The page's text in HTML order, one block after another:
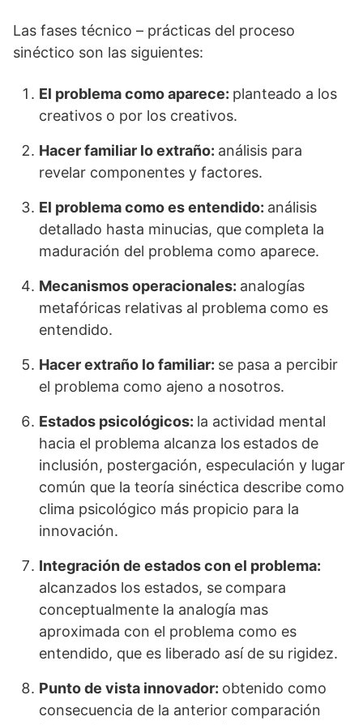
Las fases técnico – prácticas del proceso
sinéctico son las siguientes:
El problema como aparece: planteado a los
creativos o por los creativos.
Hacer familiar lo extraño: análisis para
revelar componentes y factores.
El problema como es entendido: análisis
detallado hasta minucias, que completa la
maduración del problema como aparece.
Mecanismos operacionales: analogías
metafóricas relativas al problema como es
entendido.
Hacer extraño lo familiar: se pasa a percibir
el problema como ajeno a nosotros.
Estados psicológicos: la actividad mental
hacia el problema alcanza los estados de
inclusión, postergación, especulación y lugar
común que la teoría sinéctica describe como
clima psicológico más propicio para la
innovación.
Integración de estados con el problema:
alcanzados los estados, se compara
conceptualmente la analogía mas
aproximada con el problema como es
entendido, que es liberado así de su rigidez.
Punto de vista innovador: obtenido como
consecuencia de la anterior comparación